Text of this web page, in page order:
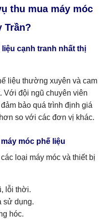
thu mua máy móc
Trần?
liệu cạnh tranh nhất thị
liệu thường xuyên và cam
Với đội ngũ chuyên viên
bảo quá trình định giá
so với các đơn vị khác.
móc phế liệu
loại máy móc và thiết bị
lỗi thời.
sử dụng.
hóc.